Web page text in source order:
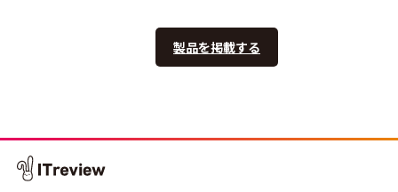
製品を掲載する